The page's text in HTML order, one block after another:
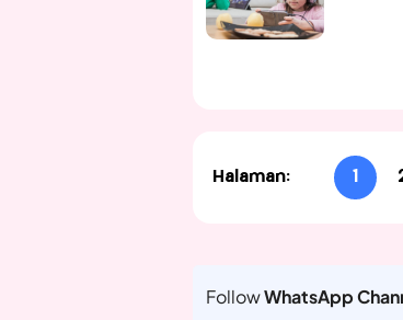
Halaman: 1
FollowWhatsApp